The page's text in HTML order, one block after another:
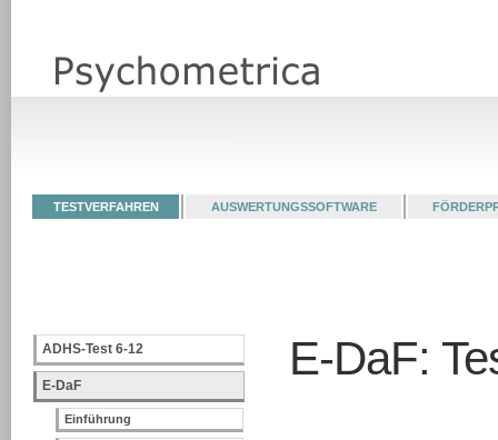
TESTVERFAHREN AUSWERTUNGSSOFTWARE
ADHS-Test 6-12
E-DaF
Einführung
E-DaF: